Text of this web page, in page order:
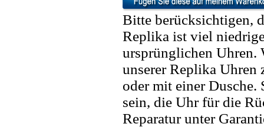
Bitte berücksichtigen,
Replika ist viel
ursprünglichen Uhren.
unserer Replika Uhren
oder mit einer
sein, die Uhr für die
Reparatur unter